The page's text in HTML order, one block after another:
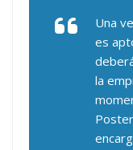
Una
es
la